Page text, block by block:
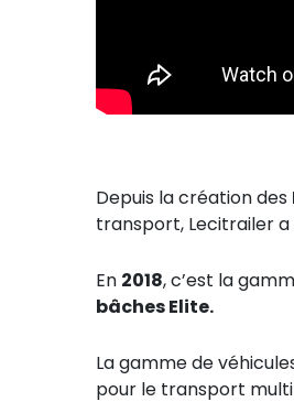
Depuis la création des
transport, Lecitrailer
En 2018, c’est la
bâches Elite.
La gamme de
pour le transport